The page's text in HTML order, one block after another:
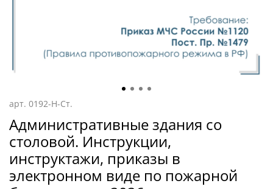
арт. 0192-Н-Ст.
Административные здания со
столовой. Инструкции,
инструктажи, приказы в
электронном виде по пожарной